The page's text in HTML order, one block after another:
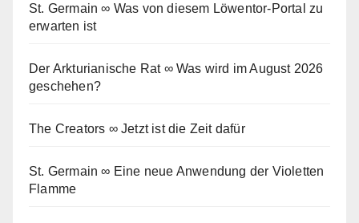
St. Germain ∞ Was von diesem Löwentor-Portal zu
erwarten ist
Der Arkturianische Rat ∞ Was wird im August 2026
geschehen?
The Creators ∞ Jetzt ist die Zeit dafür
St. Germain ∞ Eine neue Anwendung der Violetten
Flamme